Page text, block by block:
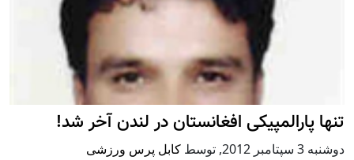
تنها پارالمپیکی افغانستان در لندن آخر شد!
دوشنبه 3 سپتامبر 2012 , توسط کابل پرس ورزشی